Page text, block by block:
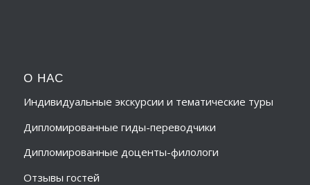
О НАС
Индивидуальные экскурсии и тематические туры
Дипломированные гиды-переводчики
Дипломированные доценты-филологи
Отзывы гостей